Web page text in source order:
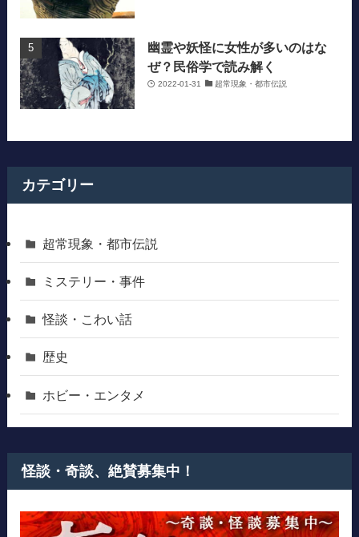
幽霊や妖怪に女性が多いのはな
ぜ？民俗学で読み解く
2022-01-31 超常現象・都市伝説
カテゴリー
超常現象・都市伝説
ミステリー・事件
怪談・こわい話
歴史
ホビー・エンタメ
怪談・奇談、絶賛募集中！